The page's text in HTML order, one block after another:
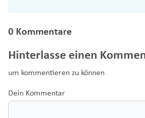
0 Kommentare
Hinterlasse einen
um kommentieren zu können
Dein Kommentar